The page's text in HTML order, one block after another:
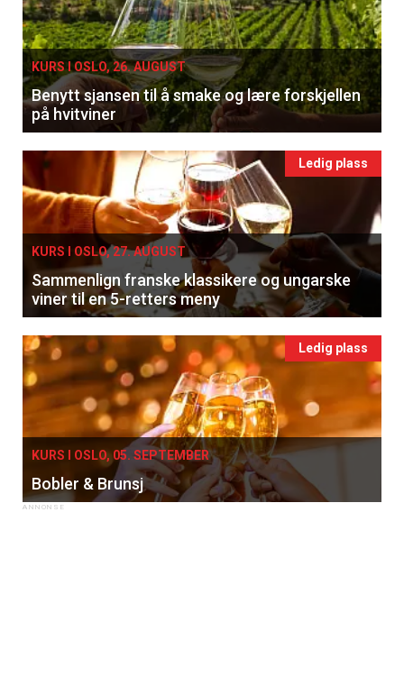
KURS I OSLO, 26. AUGUST
Benytt sjansen til å smake og lære forskjellen
på hvitviner
Ledig plass
KURS I OSLO, 27. AUGUST
Sammenlign franske klassikere og ungarske
viner til en 5-retters meny
Ledig plass
KURS I OSLO, 05. SEPTEMBER
Bobler & Brunsj